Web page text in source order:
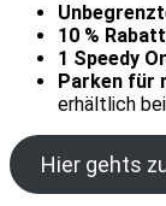
10 % Rabatt
1 Speedy
Parken für
erhältlich
Hier gehts